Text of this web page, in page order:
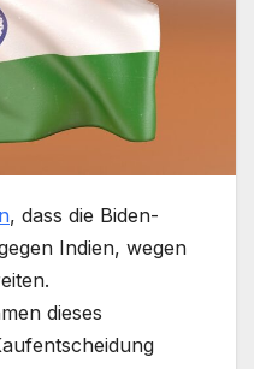
, dass die Biden-
Indien, wegen
dieses